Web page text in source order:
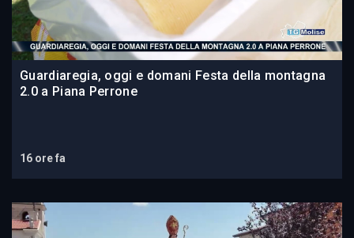
Guardiaregia, oggi e domani Festa della montagna
2.0 a Piana Perrone
16 ore fa